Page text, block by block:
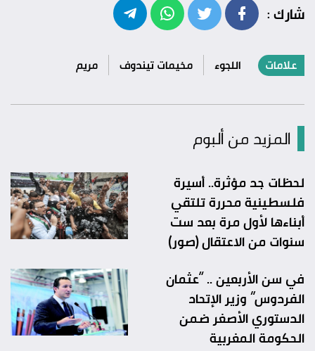
شارك :
علامات اللجوء مخيمات تيندوف مريم
المزيد من ألبوم
لحظات جد مؤثرة.. أسيرة
فلسطينية محررة تلتقي
أبناءها لأول مرة بعد ست
سنوات من الاعتقال (صور)
في سن الأربعين .. “عثمان
الفردوس” وزير الإتحاد
الدستوري الأصغر ضمن
الحكومة المغربية